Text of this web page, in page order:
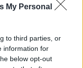
My Personal
to third parties, or
information for
below opt-out